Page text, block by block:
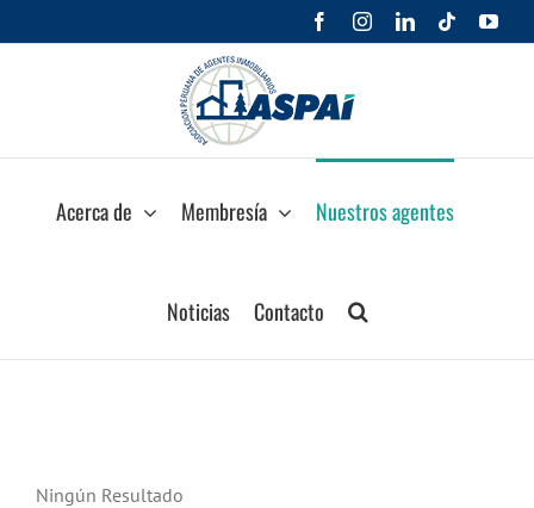
al
FacebookInstagramLinkedIn
Tiktok
Acerca de Membresía Nuestros agentes
Noticias Contacto
Ningún Resultado